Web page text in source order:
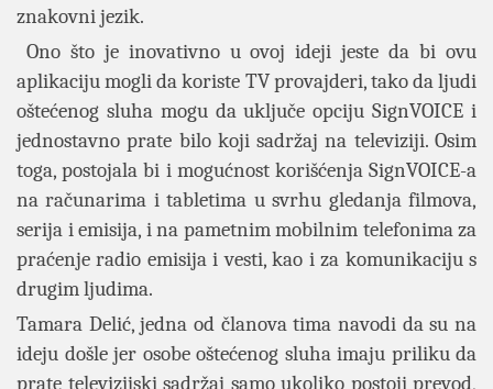
znakovni jezik.
Ono što je inovativno u ovoj ideji jeste da bi ovu
aplikaciju mogli da koriste TV provajderi, tako da ljudi
oštećenog sluha mogu da uključe opciju SignVOICE i
jednostavno prate bilo koji sadržaj na televiziji. Osim
toga, postojala bi i mogućnost korišćenja SignVOICE-a
na računarima i tabletima u svrhu gledanja filmova,
serija i emisija, i na pametnim mobilnim telefonima za
praćenje radio emisija i vesti, kao i za komunikaciju s
drugim ljudima.
Tamara Delić, jedna od članova tima navodi da su na
ideju došle jer osobe oštećenog sluha imaju priliku da
prate televizijski sadržaj samo ukoliko postoji prevod,